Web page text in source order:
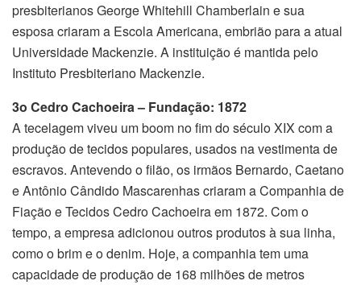
presbiterianos George Whitehill Chamberlain e sua
esposa criaram a Escola Americana, embrião para a atual
Universidade Mackenzie. A instituição é mantida pelo
Instituto Presbiteriano Mackenzie.
3o Cedro Cachoeira – Fundação: 1872
A tecelagem viveu um boom no fim do século XIX com a
produção de tecidos populares, usados na vestimenta de
escravos. Antevendo o filão, os irmãos Bernardo, Caetano
e Antônio Cândido Mascarenhas criaram a Companhia de
Fiação e Tecidos Cedro Cachoeira em 1872. Com o
tempo, a empresa adicionou outros produtos à sua linha,
como o brim e o denim. Hoje, a companhia tem uma
capacidade de produção de 168 milhões de metros